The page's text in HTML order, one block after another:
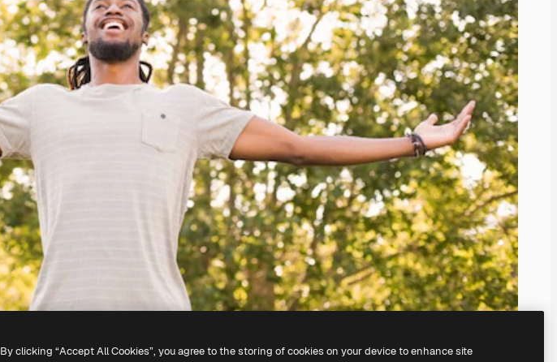
By clicking “Accept All Cookies”, you agree to the storing of cookies on your device to enhance site